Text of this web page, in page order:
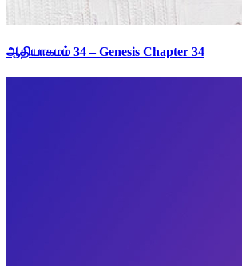
ஆதியாகமம் 34 – Genesis Chapter 34